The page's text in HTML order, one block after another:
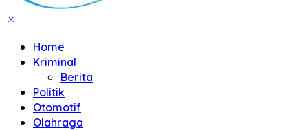
Home
Kriminal
Berita
Politik
Otomotif
Olahraga